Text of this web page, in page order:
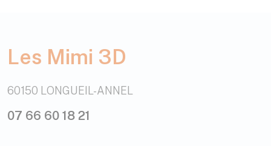
Les Mimi 3D
60150 LONGUEIL-ANNEL
07 66 60 18 21